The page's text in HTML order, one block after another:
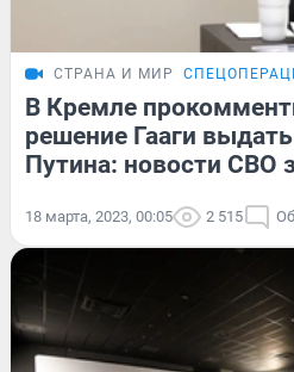
СТРАНА И МИР
В Кремле
решение Гааги
Путина: новости СВО
18 марта, 2023, 00:05 2 515